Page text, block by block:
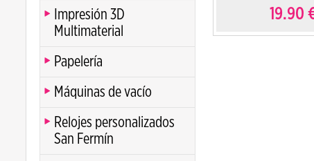
Impresión 3D
Multimaterial
Papelería
Máquinas de vacío
Relojes personalizados
San Fermín
19.90